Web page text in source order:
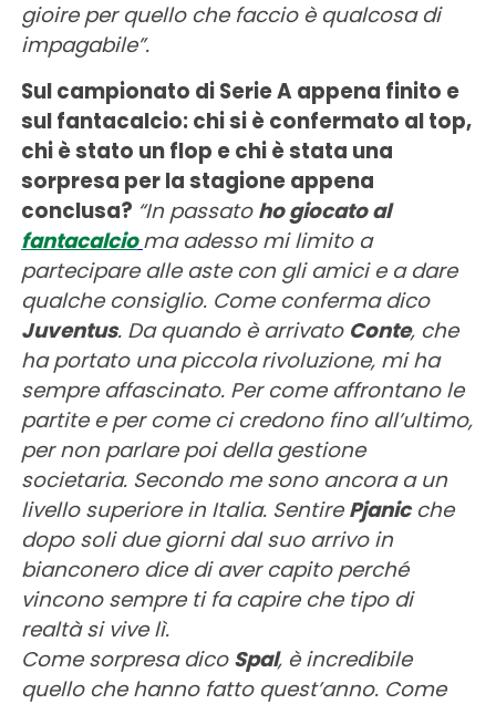
gioire per quello che faccio è qualcosa di
impagabile”.
Sul campionato di Serie A appena finito e
sul fantacalcio: chi si è confermato al top,
chi è stato un flop e chi è stata una
sorpresa per la stagione appena
conclusa? “In passato ho giocato al
fantacalcio ma adesso mi limito a
partecipare alle aste con gli amici e a dare
qualche consiglio. Come conferma dico
Juventus. Da quando è arrivato Conte, che
ha portato una piccola rivoluzione, mi ha
sempre affascinato. Per come affrontano le
partite e per come ci credono fino all’ultimo,
per non parlare poi della gestione
societaria. Secondo me sono ancora a un
livello superiore in Italia. Sentire Pjanicche
dopo soli due giorni dal suo arrivo in
bianconero dice di aver capito perché
vincono sempre ti fa capire che tipo di
realtà si vive lì.
Come sorpresa dico Spal, è incredibile
quello che hanno fatto quest’anno. Come